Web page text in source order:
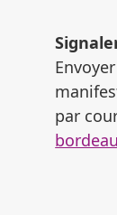
par